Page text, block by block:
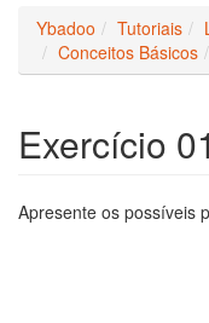
Ybadoo Tutoriais
Conceitos Básicos
Exercício
Apresente os possíveis